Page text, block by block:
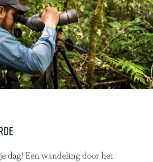
dag! Een wandeling door het